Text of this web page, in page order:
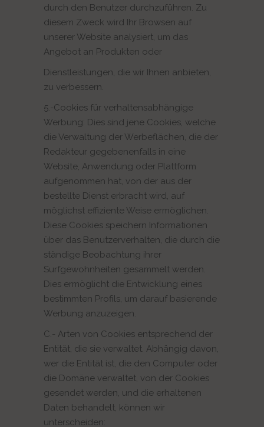
durch den Benutzer durchzuführen. Zu
diesem Zweck wird Ihr Browsen auf
unserer Website analysiert, um das
Angebot an Produkten oder
Dienstleistungen, die wir Ihnen anbieten,
zu verbessern.
5.-Cookies für verhaltensabhängige
Werbung: Dies sind jene Cookies, welche
die Verwaltung der Werbeflächen, die der
Redakteur gegebenenfalls in eine
Website, Anwendung oder Plattform
aufgenommen hat, von der aus der
bestellte Dienst erbracht wird, auf
möglichst effiziente Weise ermöglichen.
Diese Cookies speichern Informationen
über das Benutzerverhalten, die durch die
ständige Beobachtung ihrer
Surfgewohnheiten gesammelt werden.
Dies ermöglicht die Entwicklung eines
bestimmten Profils, um darauf basierende
Werbung anzuzeigen.
C.- Arten von Cookies entsprechend der
Entität, die sie verwaltet. Abhängig davon,
wer die Entität ist, die den Computer oder
die Domäne verwaltet, von der Cookies
gesendet werden, und die erhaltenen
Daten behandelt, können wir
unterscheiden: